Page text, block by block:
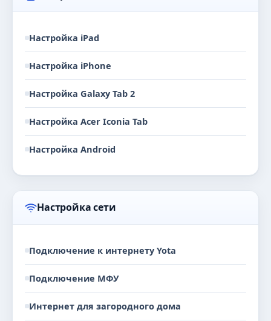
Настройка iPad
Настройка iPhone
Настройка Galaxy Tab 2
Настройка Acer Iconia Tab
Настройка Android
Настройка сети
Подключение к интернету Yota
Подключение МФУ
Интернет для загородного дома